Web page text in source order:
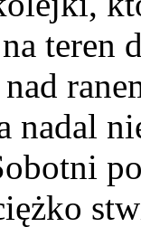
teren
nadal